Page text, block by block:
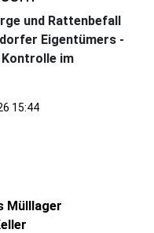
und Rattenbefall
Eigentümers -
Kontrolle im
15:44
Mülllager